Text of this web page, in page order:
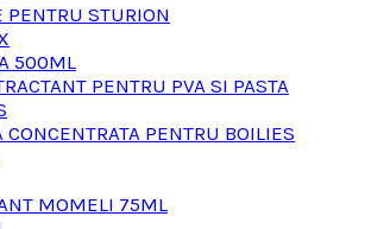
PENTRU STURION
500ML
PENTRU PVA SI PASTA
CONCENTRATA PENTRU BOILIES
MOMELI 75ML